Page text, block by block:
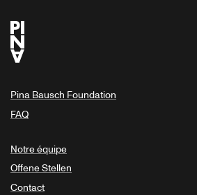
Pina Bausch Foundation
FAQ
Notre équipe
Offene Stellen
Contact